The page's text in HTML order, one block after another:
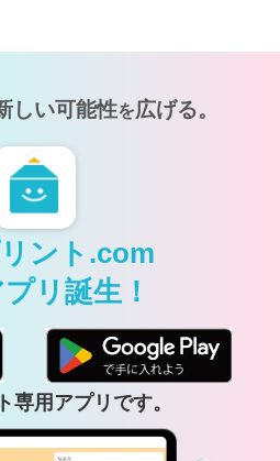
しい可能性を広げる。
ント.com
リ誕生！
用アプリです。